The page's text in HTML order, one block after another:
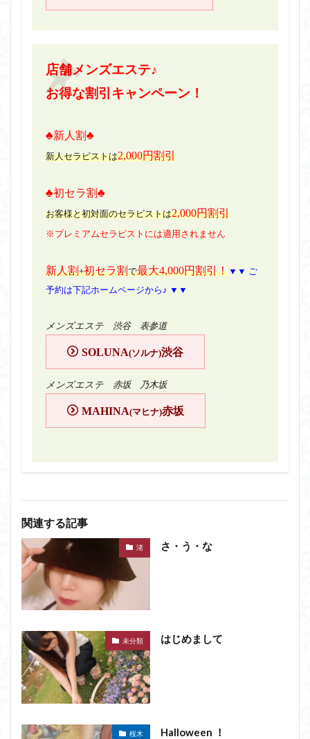
店舗メンズエステ♪
お得な割引キャンペーン！
♣新人割♣
新人セラピストは2,000円割引
♣初セラ割♣
お客様と初対面のセラピストは2,000円割引
※プレミアムセラピストには適用されません
新人割+初セラ割で最大4,000円割引！▼▼ ご
予約は下記ホームページから♪ ▼▼
メンズエステ 渋谷 表参道
SOLUNA(ソルナ)渋谷
メンズエステ 赤坂 乃木坂
MAHINA(マヒナ)赤坂
関連する記事
渚 さ・う・な
未分類 はじめまして
桜木 Halloween ！